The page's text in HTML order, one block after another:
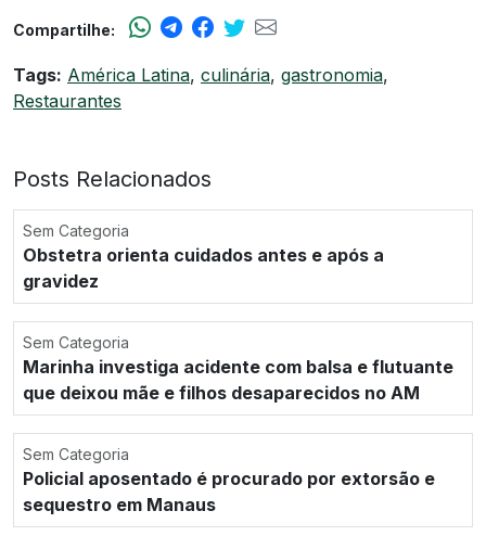
Compartilhe:
Tags: América Latina, culinária, gastronomia,
Restaurantes
Posts Relacionados
Sem Categoria
Obstetra orienta cuidados antes e após a
gravidez
Sem Categoria
Marinha investiga acidente com balsa e flutuante
que deixou mãe e filhos desaparecidos no AM
Sem Categoria
Policial aposentado é procurado por extorsão e
sequestro em Manaus